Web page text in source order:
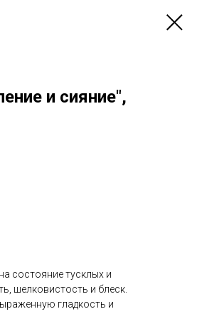
и сияние",
состояние тусклых и
шелковистость и блеск.
гладкость и